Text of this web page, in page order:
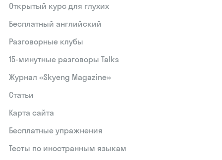
Открытый курс для глухих
Бесплатный английский
Разговорные клубы
15‑минутные разговоры Talks
Журнал «Skyeng Magazine»
Статьи
Карта сайта
Бесплатные упражнения
Тесты по иностранным языкам